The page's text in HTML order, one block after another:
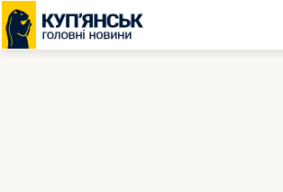
Перейти
до
вмісту